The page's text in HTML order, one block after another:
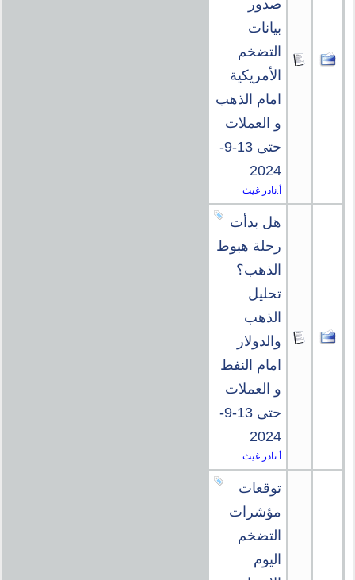
صدور
بيانات
التضخم
الأمريكية
امام الذهب
و العملات
حتى 13-9-
2024
أ.نادر غيث
هل بدأت
رحلة هبوط
الذهب؟
تحليل
الذهب
والدولار
امام النفط
و العملات
حتى 13-9-
2024
أ.نادر غيث
توقعات
مؤشرات
التضخم
اليوم